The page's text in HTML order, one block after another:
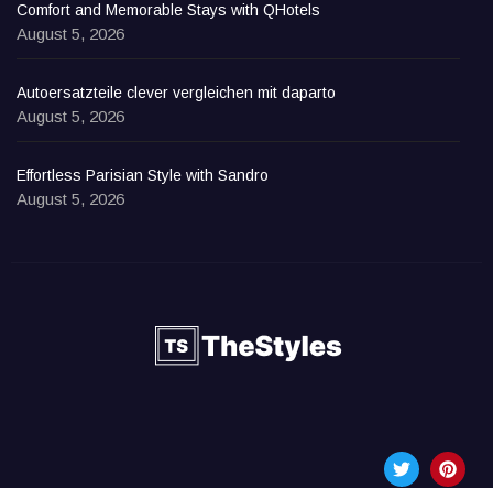
Comfort and Memorable Stays with QHotels
August 5, 2026
Autoersatzteile clever vergleichen mit daparto
August 5, 2026
Effortless Parisian Style with Sandro
August 5, 2026